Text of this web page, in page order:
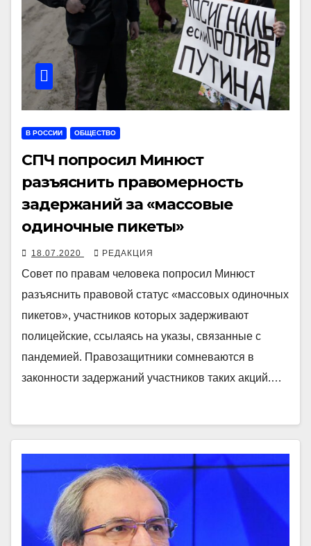
В РОССИИ ОБЩЕСТВО
СПЧ попросил Минюст
разъяснить правомерность
задержаний за «массовые
одиночные пикеты»
18.07.2020 РЕДАКЦИЯ
Совет по правам человека попросил Минюст
разъяснить правовой статус «массовых одиночных
пикетов», участников которых задерживают
полицейские, ссылаясь на указы, связанные с
пандемией. Правозащитники сомневаются в
законности задержаний участников таких акций.…